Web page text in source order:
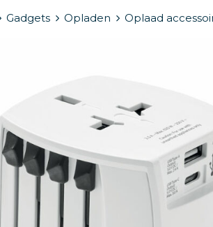
Gadgets Opladen Oplaad